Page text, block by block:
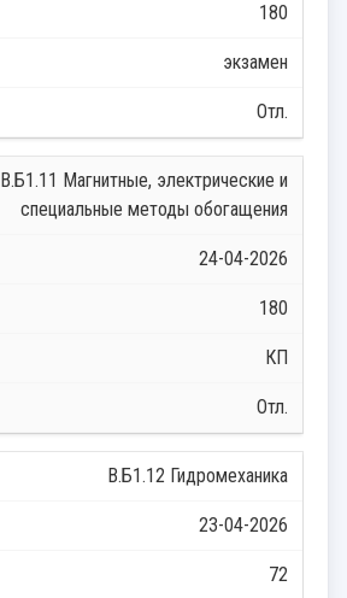
180
экзамен
Отл.
В.Б1.11 Магнитные, электрические и
специальные методы обогащения
24-04-2026
180
КП
Отл.
В.Б1.12 Гидромеханика
23-04-2026
72